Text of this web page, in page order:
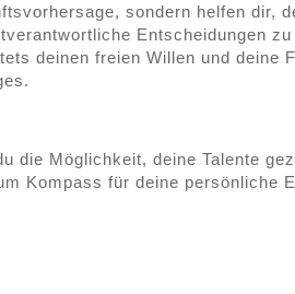
sondern helfen dir,
Entscheidungen
deinen freien Willen und deine
die Möglichkeit, deine Talente
Kompass für deine persönliche